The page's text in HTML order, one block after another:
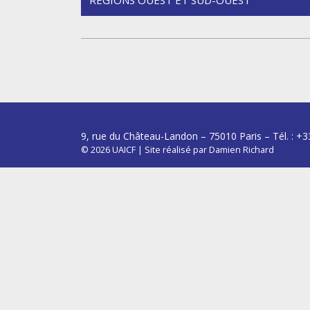
9, rue du Château-Landon – 75010 Paris – Tél. :
© 2026UAICF | Site réalisé parDamien Richard